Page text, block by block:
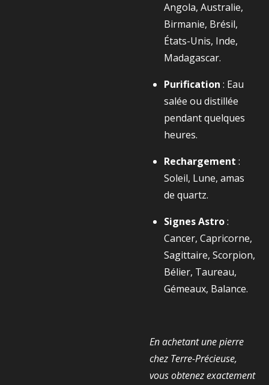
Angola, Australie,
Birmanie, Brésil,
États-Unis, Inde,
Madagascar.
Purification : Eau
salée ou distillée
pendant quelques
heures.
Rechargement :
Soleil, Lune, amas
de quartz.
Signes Astro:
Cancer, Capricorne,
Sagittaire, Scorpion,
Bélier, Taureau,
Gémeaux, Balance.
En achetant une pierre
chez Terre-Précieuse,
vous obtenez exactement